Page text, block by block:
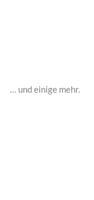
… und einige mehr.